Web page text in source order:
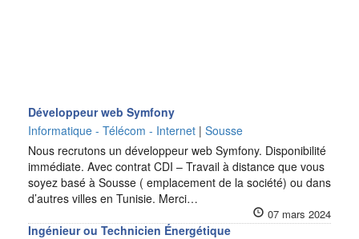
Développeur web Symfony
Informatique - Télécom - Internet | Sousse
Nous recrutons un développeur web Symfony. Disponibilité
immédiate. Avec contrat CDI – Travail à distance que vous
soyez basé à Sousse ( emplacement de la société) ou dans
d’autres villes en Tunisie. Merci…
07 mars 2024
Ingénieur ou Technicien Énergétique